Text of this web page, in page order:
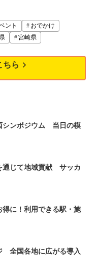
ント
おでかけ
宮崎県
ちら
シンポジウム 当日の模
通じて地域貢献 サッカ
得に！利用できる駅・施
全国各地に広がる導入